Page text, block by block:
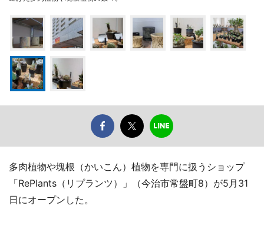
多肉植物や塊根（かいこん）植物を専門に扱うショップ
「RePlants（リプランツ）」（今治市常盤町8）が5月31
日にオープンした。